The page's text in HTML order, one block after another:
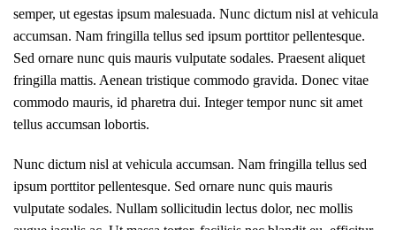
semper, ut egestas ipsum malesuada. Nunc dictum nisl at vehicula
accumsan. Nam fringilla tellus sed ipsum porttitor pellentesque.
Sed ornare nunc quis mauris vulputate sodales. Praesent aliquet
fringilla mattis. Aenean tristique commodo gravida. Donec vitae
commodo mauris, id pharetra dui. Integer tempor nunc sit amet
tellus accumsan lobortis.
Nunc dictum nisl at vehicula accumsan. Nam fringilla tellus sed
ipsum porttitor pellentesque. Sed ornare nunc quis mauris
vulputate sodales. Nullam sollicitudin lectus dolor, nec mollis